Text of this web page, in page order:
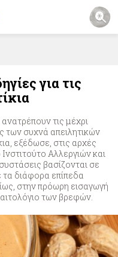
για τις
τις μέχρι
των συχνά απειλητικών
εξέδωσε, στις αρχές
Αλλεργιών και
βασίζονται σε
τα διάφορα επίπεδα
στην πρόωρη εισαγωγή
των βρεφών.